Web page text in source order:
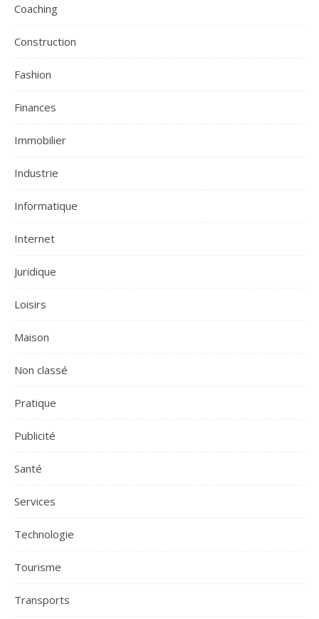
Coaching
Construction
Fashion
Finances
Immobilier
Industrie
Informatique
Internet
Juridique
Loisirs
Maison
Non classé
Pratique
Publicité
Santé
Services
Technologie
Tourisme
Transports